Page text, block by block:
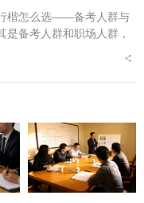
楷怎么选——备考人群与
备考人群和职场人群，
练标准楷书，还是练楷